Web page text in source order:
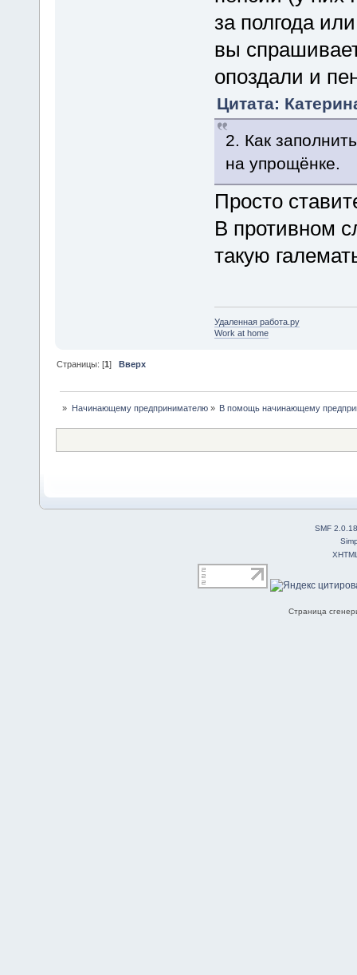
за полгода
вы
опоздали и
Цитата:
2. Как
на упрощёнке.
Просто
В противном
такую
Удаленная работа.ру
Work at home
Страницы: [1]Вверх
» Начинающему предпринимателю» В помощь начинающему
SMF 2.0.18
Страница